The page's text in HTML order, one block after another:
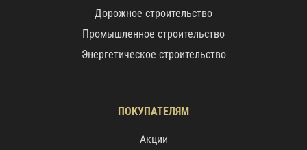
Дорожное строительство
Промышленное строительство
Энергетическое строительство
ПОКУПАТЕЛЯМ
Акции